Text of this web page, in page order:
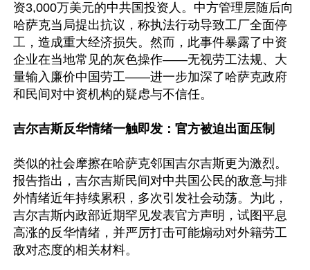
资3,000万美元的中共国投资人。中方管理层随后向
哈萨克当局提出抗议，称执法行动导致工厂全面停
工，造成重大经济损失。然而，此事件暴露了中资
企业在当地常见的灰色操作——无视劳工法规、大
量输入廉价中国劳工——进一步加深了哈萨克政府
和民间对中资机构的疑虑与不信任。
吉尔吉斯反华情绪一触即发：官方被迫出面压制
类似的社会摩擦在哈萨克邻国吉尔吉斯更为激烈。
报告指出，吉尔吉斯民间对中共国公民的敌意与排
外情绪近年持续累积，多次引发社会动荡。为此，
吉尔吉斯内政部近期罕见发表官方声明，试图平息
高涨的反华情绪，并严厉打击可能煽动对外籍劳工
敌对态度的相关材料。